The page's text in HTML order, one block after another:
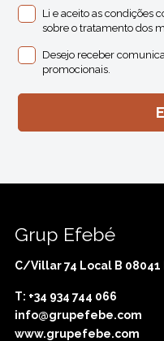
Li e aceito as condições
sobre o tratamento dos
Desejo receber
promocionais.
Grup Efebé
C/Villar 74 Local B
T: +34 934 744 066
info@grupefebe.com
www.grupefebe.com